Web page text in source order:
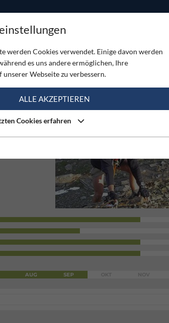
AUG SEP
werden Cookies verwendet. Einige davon werden
es uns andere ermöglichen, Ihre
Webseite zu verbessern.
ALLE AKZEPTIEREN
Cookies erfahren